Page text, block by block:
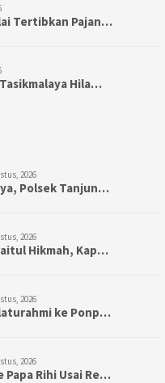
Tertibkan Pajan…
Hila…
2026
Polsek Tanjun…
2026
Hikmah, Kap…
2026
ke Ponp…
2026
Papa Rihi Usai Re…